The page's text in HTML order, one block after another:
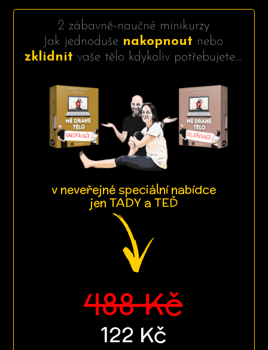
2 zábavně-naučné minikurzy
Jak jednoduše nakopnout nebo
zklidnit vaše tělo kdykoliv potřebujete...
v neveřejné speciální nabídce
jen TADY a TEĎ
488 Kč
122 Kč